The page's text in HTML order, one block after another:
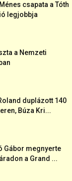
csapata a Tóth
legjobbja
a Nemzeti
duplázott 140
Búza Kri...
Gábor megnyerte
a Grand ...